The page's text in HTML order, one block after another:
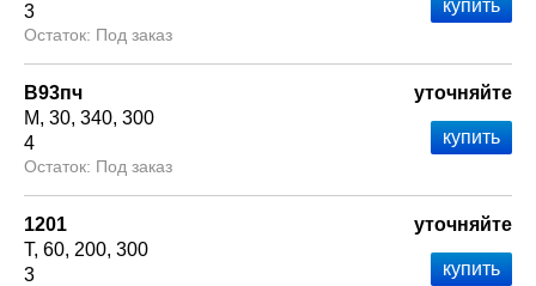
3
Под заказ
В93пч
М 30 340 300
4
Под заказ
уточняйте
1201
Т 60 200 300
3
уточняйте